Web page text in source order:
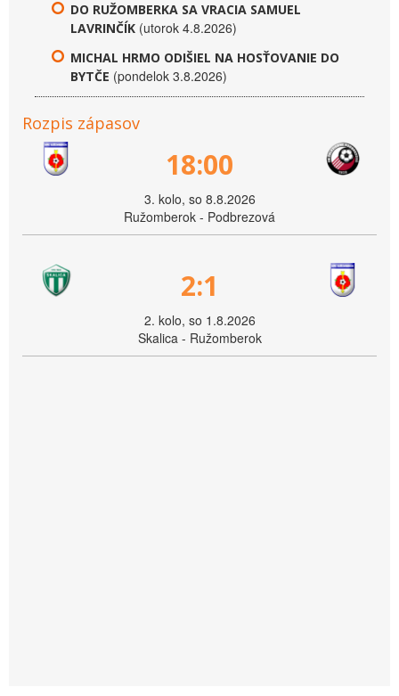
DO RUŽOMBERKA SA VRACIA SAMUEL
LAVRINČÍK (utorok 4.8.2026)
MICHAL HRMO ODIŠIEL NA HOSŤOVANIE DO
BYTČE (pondelok 3.8.2026)
Rozpis zápasov
18:00
3. kolo, so 8.8.2026
Ružomberok - Podbrezová
2:1
2. kolo, so 1.8.2026
Skalica - Ružomberok